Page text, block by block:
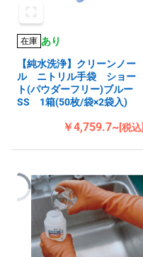
在庫 あり
【純水洗浄】クリーンノー
ル ニトリル手袋 ショー
ト(パウダーフリー)ブルー
SS 1箱(50枚/袋×2袋入)
￥4,759.7~[税込]